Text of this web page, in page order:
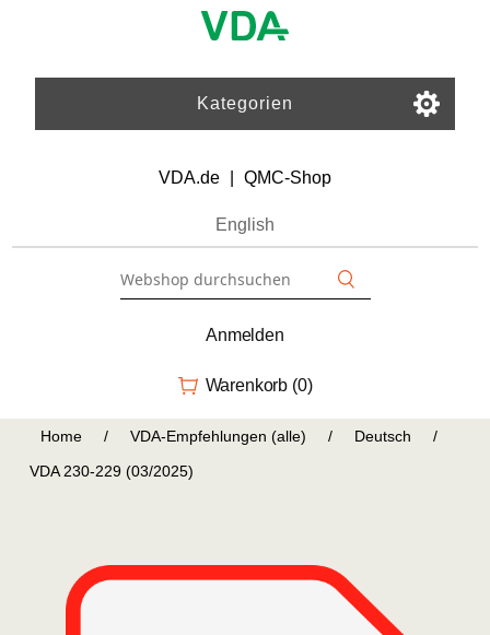
Kategorien
VDA.de QMC-Shop
English
Anmelden
Warenkorb (0)
Home / VDA-Empfehlungen (alle) / Deutsch
/
VDA 230-229 (03/2025)